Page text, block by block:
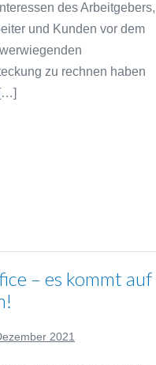
des Arbeitgebers,
und Kunden vor dem
zu rechnen haben
– es kommt auf
2021